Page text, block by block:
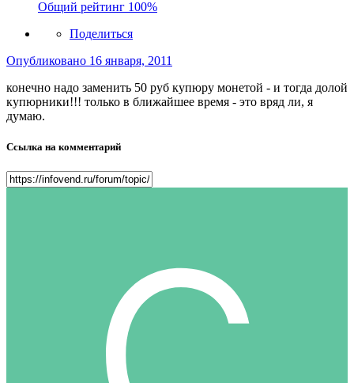
Общий рейтинг 100%
Поделиться
Опубликовано 16 января, 2011
конечно надо заменить 50 руб купюру монетой - и тогда долой
купюрники!!! только в ближайшее время - это вряд ли, я
думаю.
Ссылка на комментарий